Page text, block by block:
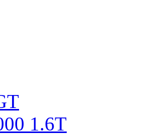
1.6T